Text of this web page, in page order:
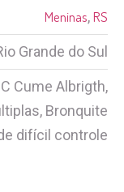
Meninas,RS
Grande do Sul
Cume Albrigth,
Bronquite
difícil controle